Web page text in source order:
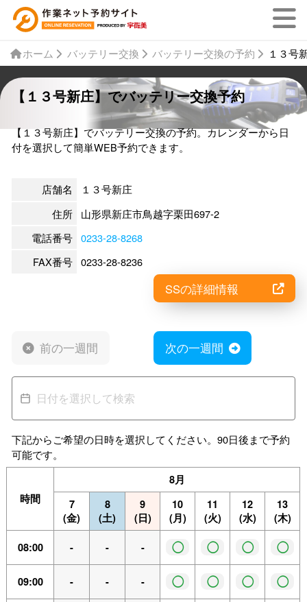
ホーム バッテリー交換 バッテリー交換の予約 １３号
【１３号新庄】でバッテリー交換予約
【１３号新庄】でバッテリー交換の予約。カレンダーから日
付を選択して簡単WEB予約できます。
店舗名
１３号新庄
住所
山形県新庄市鳥越字栗田697-2
電話番号 0233-28-8268
FAX番号 0233-28-8236
SSの詳細情報
前の一週間 次の一週間
下記からご希望の日時を選択してください。90日後まで予約
可能です。
時間
8月
7
(金)
8
(土)
9
(日)
10
(月)
11
(火)
12
(水)
13
(木)
08:00 - - - ◯ ◯ ◯ ◯
09:00 - - - ◯ ◯ ◯ ◯